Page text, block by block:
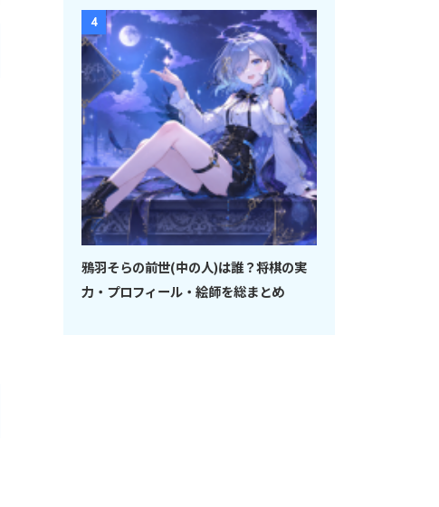
4
鴉羽そらの前世(中の人)は誰？将棋の実
力・プロフィール・絵師を総まとめ